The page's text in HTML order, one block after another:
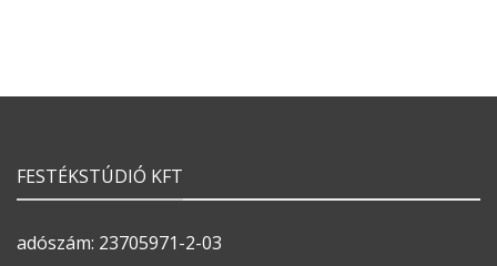
FESTÉKSTÚDIÓ KFT
adószám: 23705971-2-03